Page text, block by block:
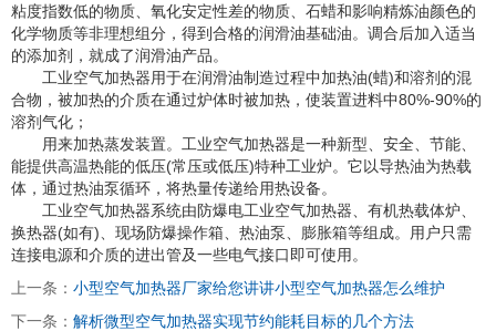
粘度指数低的物质、氧化安定性差的物质、石蜡和影响精炼油颜色的
化学物质等非理想组分，得到合格的润滑油基础油。调合后加入适当
的添加剂，就成了润滑油产品。
工业空气加热器用于在润滑油制造过程中加热油(蜡)和溶剂的混
合物，被加热的介质在通过炉体时被加热，使装置进料中80%-90%的
溶剂气化；
用来加热蒸发装置。工业空气加热器是一种新型、安全、节能、
能提供高温热能的低压(常压或低压)特种工业炉。它以导热油为热载
体，通过热油泵循环，将热量传递给用热设备。
工业空气加热器系统由防爆电工业空气加热器、有机热载体炉、
换热器(如有)、现场防爆操作箱、热油泵、膨胀箱等组成。用户只需
连接电源和介质的进出管及一些电气接口即可使用。
上一条： 小型空气加热器厂家给您讲讲小型空气加热器怎么维护
下一条： 解析微型空气加热器实现节约能耗目标的几个方法